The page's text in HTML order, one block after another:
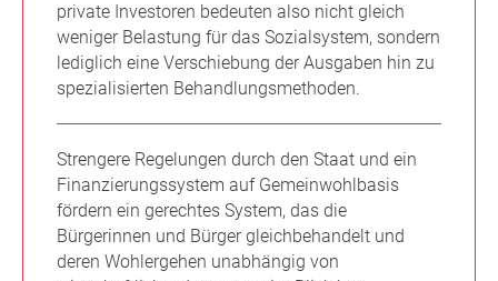
private Investoren bedeuten also nicht gleich
weniger Belastung für das Sozialsystem, sondern
lediglich eine Verschiebung der Ausgaben hin zu
spezialisierten Behandlungsmethoden.
Strengere Regelungen durch den Staat und ein
Finanzierungssystem auf Gemeinwohlbasis
fördern ein gerechtes System, das die
Bürgerinnen und Bürger gleichbehandelt und
deren Wohlergehen unabhängig von